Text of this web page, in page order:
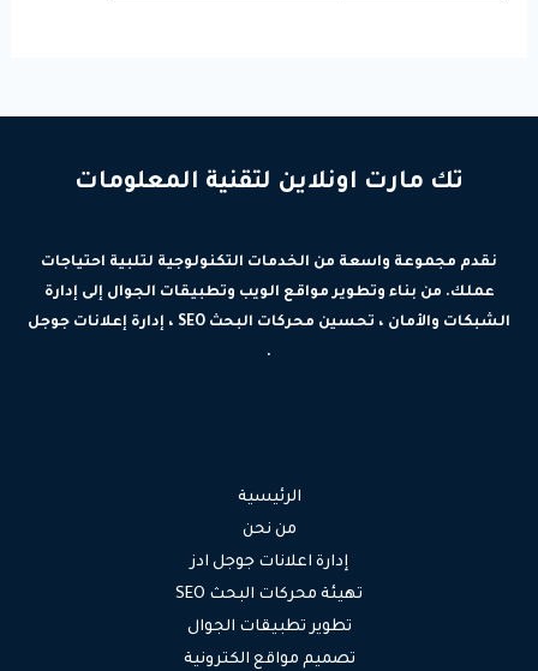
تك مارت اونلاين لتقنية المعلومات
نقدم مجموعة واسعة من الخدمات التكنولوجية لتلبية احتياجات
عملك. من بناء وتطوير مواقع الويب وتطبيقات الجوال إلى إدارة
الشبكات والأمان ، تحسين محركات البحث SEO ، إدارة إعلانات جوجل
.
الرئيسية
من نحن
إدارة اعلانات جوجل ادز
تهيئة محركات البحث SEO
تطوير تطبيقات الجوال
تصميم مواقع الكترونية